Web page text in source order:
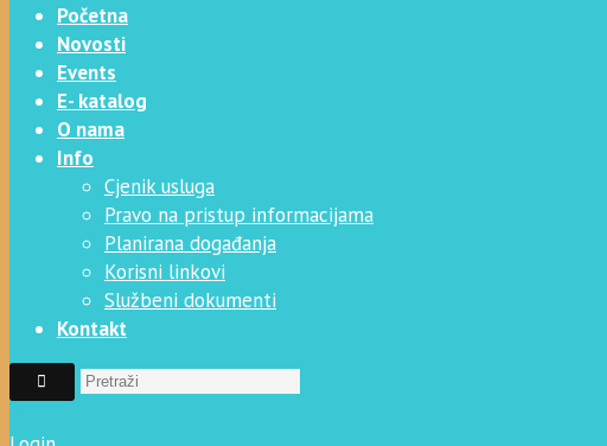
Početna
Novosti
Events
E- katalog
O nama
Info
Cjenik usluga
Pravo na pristup informacijama
Planirana događanja
Korisni linkovi
Službeni dokumenti
Kontakt